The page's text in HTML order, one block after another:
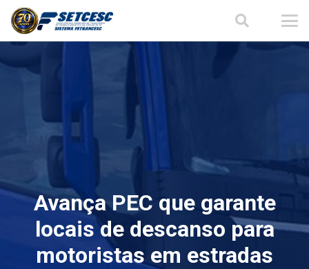
Avança PEC que garante
locais de descanso para
motoristas em estradas